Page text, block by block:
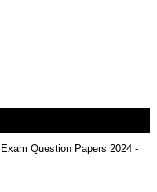
Question Papers 2024 -